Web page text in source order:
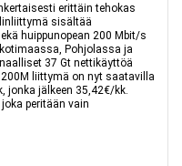
erittäin tehokas
sisältää
huippunopean 200 Mbit/s
Pohjolassa ja
37 Gt nettikäyttöä
liittymä on nyt saatavilla
jonka jälkeen 35,42€/kk.
peritään vain